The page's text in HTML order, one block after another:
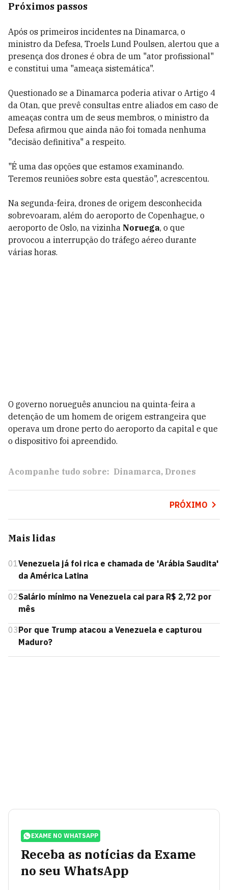
Próximos passos
Após os primeiros incidentes na Dinamarca, o
ministro da Defesa, Troels Lund Poulsen, alertou que a
presença dos drones é obra de um "ator profissional"
e constitui uma "ameaça sistemática".
Questionado se a Dinamarca poderia ativar o Artigo 4
da Otan, que prevê consultas entre aliados em caso de
ameaças contra um de seus membros, o ministro da
Defesa afirmou que ainda não foi tomada nenhuma
"decisão definitiva" a respeito.
"É uma das opções que estamos examinando.
Teremos reuniões sobre esta questão", acrescentou.
Na segunda-feira, drones de origem desconhecida
sobrevoaram, além do aeroporto de Copenhague, o
aeroporto de Oslo, na vizinha Noruega, o que
provocou a interrupção do tráfego aéreo durante
várias horas.
O governo norueguês anunciou na quinta-feira a
detenção de um homem de origem estrangeira que
operava um drone perto do aeroporto da capital e que
o dispositivo foi apreendido.
Acompanhe tudo sobre: Dinamarca Drones
PRÓXIMO
Mais lidas
01Venezuela já foi rica e chamada de 'Arábia Saudita'
da América Latina
02Salário mínimo na Venezuela cai para R$ 2,72 por
mês
03Por que Trump atacou a Venezuela e capturou
Maduro?
EXAME NO WHATSAPP
Receba as notícias da Exame
no seu WhatsApp